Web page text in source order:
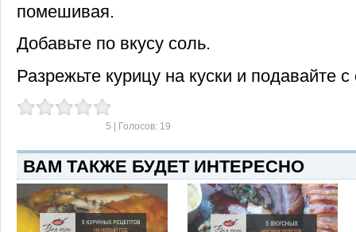
помешивая.
Добавьте по вкусу соль.
Разрежьте курицу на куски и подавайте
5 | Голосов: 19
ВАМ ТАКЖЕ БУДЕТ ИНТЕРЕСНО